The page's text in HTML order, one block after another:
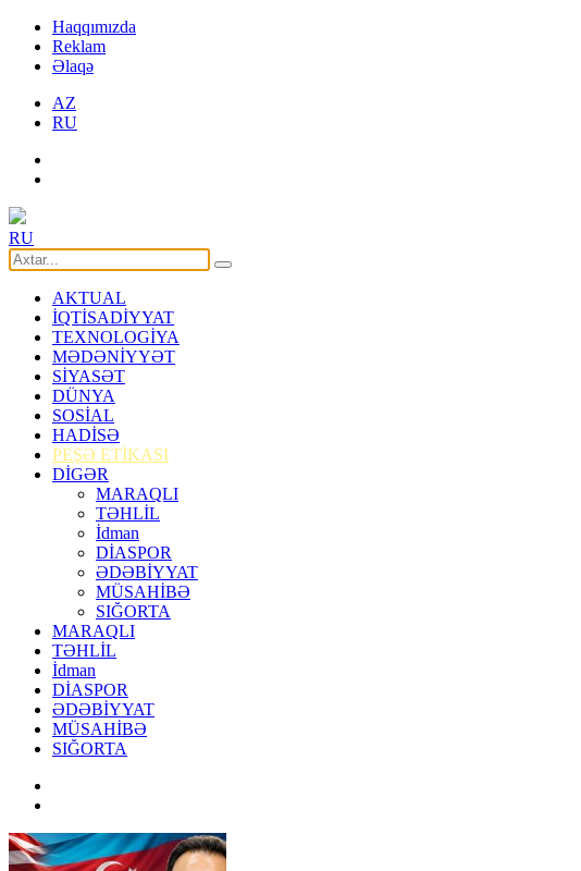
Haqqımızda
Reklam
Əlaqə
AZ
RU
RU
AKTUAL
İQTİSADİYYAT
TEXNOLOGİYA
MƏDƏNİYYƏT
SİYASƏT
DÜNYA
SOSİAL
HADİSƏ
PEŞƏ ETİKASI
DİGƏR
MARAQLI
TƏHLİL
İdman
DİASPOR
ƏDƏBİYYAT
MÜSAHİBƏ
SIĞORTA
MARAQLI
TƏHLİL
İdman
DİASPOR
ƏDƏBİYYAT
MÜSAHİBƏ
SIĞORTA